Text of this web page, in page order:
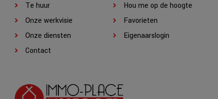
Te huur
Onze werkvisie
Onze diensten
Contact
Hou me op de hoogte
Favorieten
Eigenaarslogin